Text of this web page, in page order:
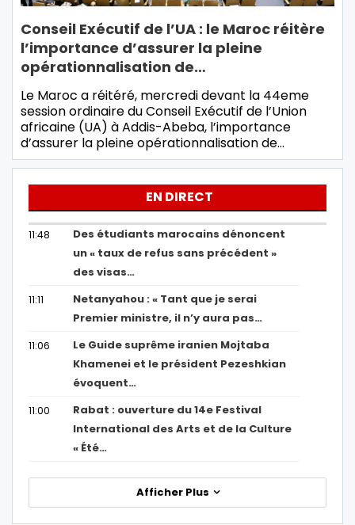
Conseil Exécutif de l’UA : le Maroc réitère
l’importance d’assurer la pleine
opérationnalisation de…
Le Maroc a réitéré, mercredi devant la 44eme
session ordinaire du Conseil Exécutif de l’Union
africaine (UA) à Addis-Abeba, l’importance
d’assurer la pleine opérationnalisation de…
EN DIRECT
11:48
Des étudiants marocains dénoncent
un « taux de refus sans précédent »
des visas…
11:11
Netanyahou : « Tant que je serai
Premier ministre, il n’y aura pas…
11:06
Le Guide suprême iranien Mojtaba
Khamenei et le président Pezeshkian
évoquent…
11:00
Rabat : ouverture du 14e Festival
International des Arts et de la Culture
« Été…
Afficher Plus